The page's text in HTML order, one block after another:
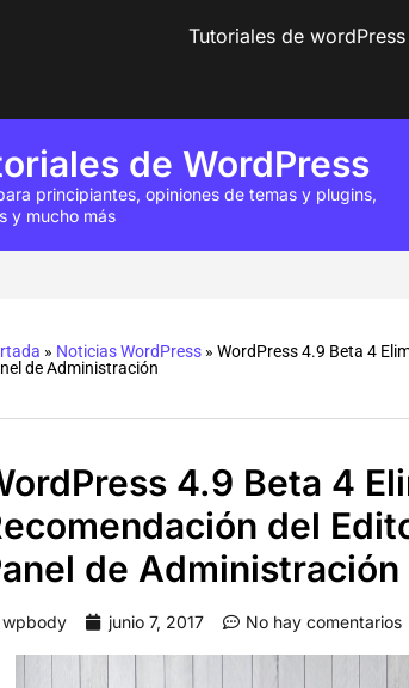
Tutoriales de wordPress
de WordPress
principiantes, opiniones de temas y plugins,
y mucho más
» Noticias WordPress» WordPress 4.9 Beta 4
de Administración
4.9 Beta 4
del
de Administración
wpbody junio 7, 2017 No hay comentarios